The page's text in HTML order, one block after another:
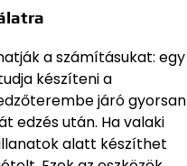
a számításukat: egy
készíteni a
járó gyorsan
edzés után. Ha valaki
alatt készíthet